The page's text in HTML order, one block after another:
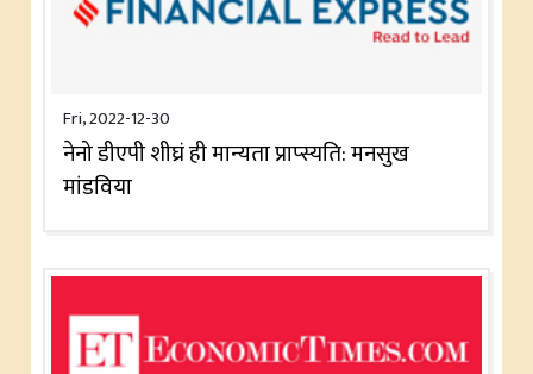
Fri, 2022-12-30
नेनो डीएपी शीघ्रं ही मान्यता प्राप्स्यति: मनसुख
मांडविया